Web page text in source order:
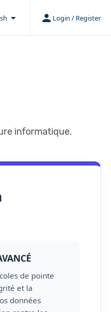
arrow_drop_down person Login / Register
informatique.
de pointe
et la
données